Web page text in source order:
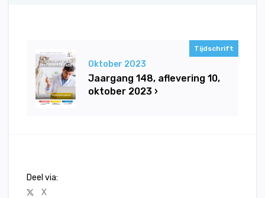
Tijdschrift
Oktober 2023
Jaargang 148, aflevering 10,
oktober 2023 ›
Deel via:
X